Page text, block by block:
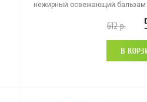
нежирный освежающий бальзам
612р.
В